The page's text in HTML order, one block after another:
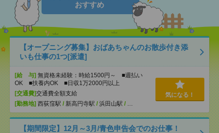
おすすめ
【オープニング募集】おばあちゃんのお散歩付き添
いも仕事の1つ[派遣]
[給 与] 無資格未経験：時給1500円～ ■週払い
OK ■扶養内OK ■日収1万2000円以上
[交通費]交通費全額支給
[勤務地] 西荻窪駅 / 新高円寺駅 / 浜田山駅 / …
気になる！
【期間限定】12月～3月/青色申告会でのお仕事！